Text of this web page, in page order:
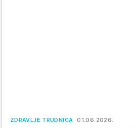
ZDRAVLJE TRUDNICA 01.06.2026.